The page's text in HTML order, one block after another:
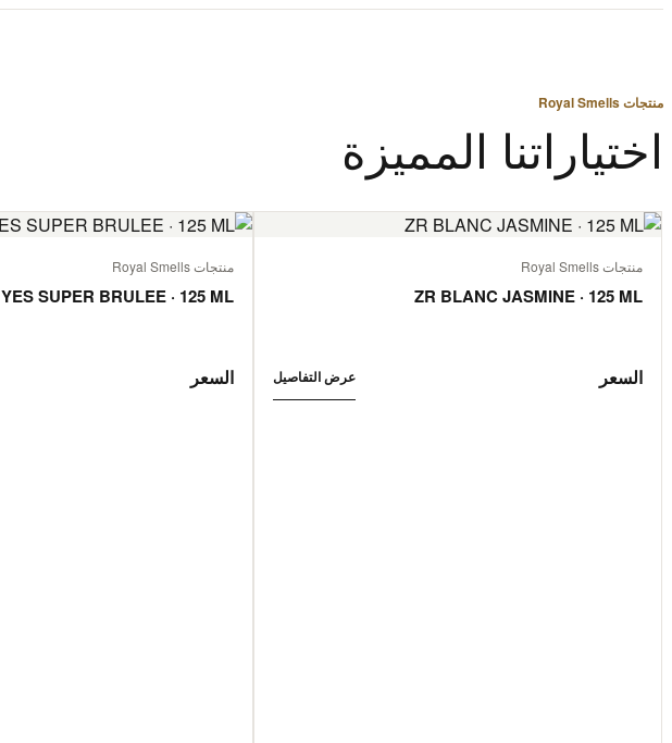
منتجات Royal Smells
اختياراتنا المميزة
منتجات Royal Smells
ZR BLANC JASMINE · 125 ML
السعر عرض التفاصيل
منتجات Royal Smells
YES SUPER BRULEE · 125 ML
السعر